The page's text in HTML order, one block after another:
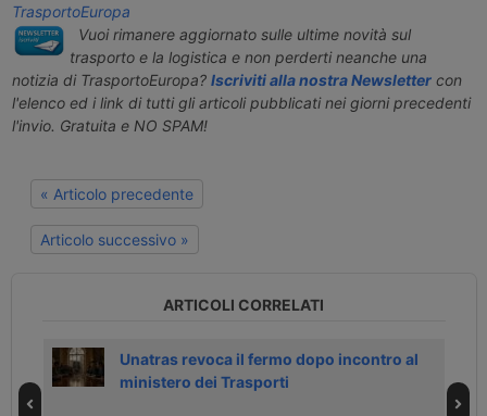
TrasportoEuropa
Vuoi rimanere aggiornato sulle ultime novità sul
trasporto e la logistica e non perderti neanche una
notizia di TrasportoEuropa? Iscriviti alla nostra Newslettercon
l'elenco ed i link di tutti gli articoli pubblicati nei giorni precedenti
l'invio. Gratuita e NO SPAM!
« Articolo precedente
Articolo successivo »
ARTICOLI CORRELATI
Unatras revoca il fermo dopo incontro al
ministero dei Trasporti